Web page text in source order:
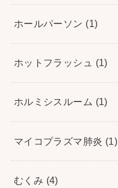
ホールパーソン (1)
ホットフラッシュ (1)
ホルミシスルーム (1)
マイコプラズマ肺炎 (1)
むくみ (4)